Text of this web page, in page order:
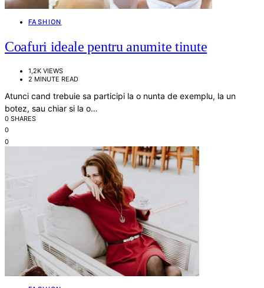
FASHION
Coafuri ideale pentru anumite tinute
1,2K VIEWS
2 MINUTE READ
Atunci cand trebuie sa participi la o nunta de exemplu, la un
botez, sau chiar si la o…
0 SHARES
0
0